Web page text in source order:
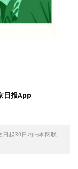
日报App
日起30日内与本网联